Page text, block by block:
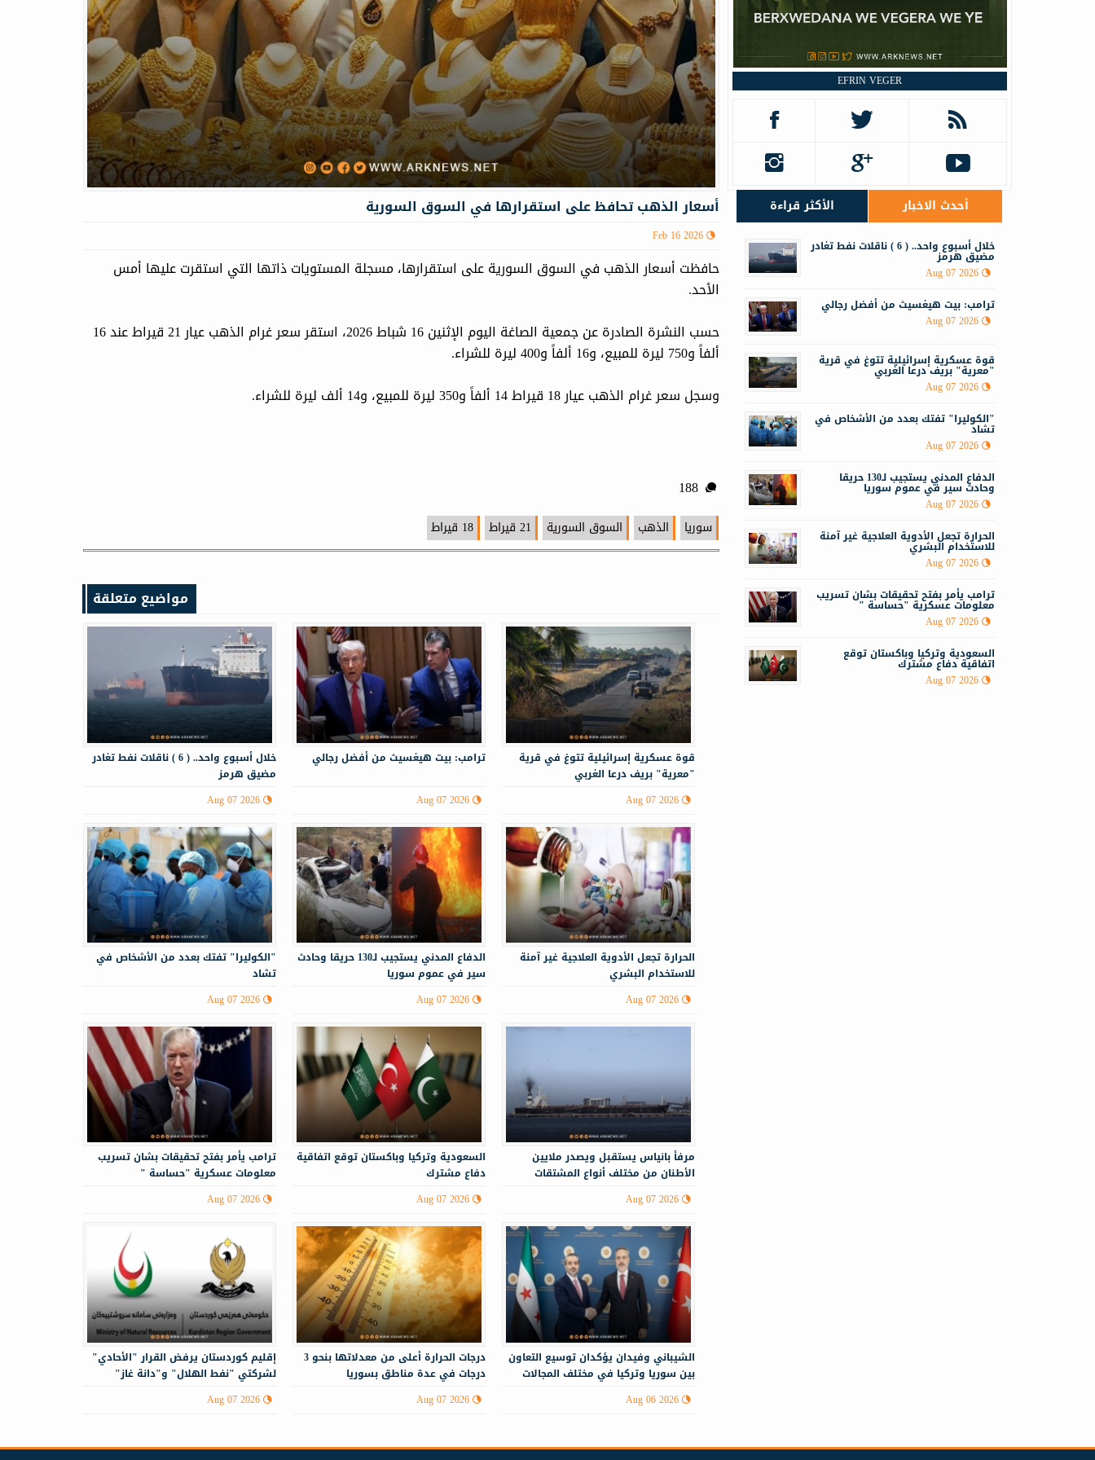
أسعار الذهب تحافظ على استقرارها في السوق السورية
Feb 16 2026
حافظت أسعار الذهب في السوق السورية على استقرارها، مسجلة المستويات ذاتها التي استقرت عليها أمس
الأحد.
حسب النشرة الصادرة عن جمعية الصاغة اليوم الإثنين 16 شباط 2026، استقر سعر غرام الذهب عيار 21 قيراط عند 16
ألفاً و750 ليرة للمبيع، و16 ألفاً و400 ليرة للشراء.
وسجل سعر غرام الذهب عيار 18 قيراط 14 ألفاً و350 ليرة للمبيع، و14 ألف ليرة للشراء.
188
سوريا الذهب السوق السورية 21 قيراط 18 قيراط
مواضيع متعلقة
خلال أسبوع واحد.. ( 6 ) ناقلات نفط تغادر
مضيق هرمز
Aug 07 2026
ترامب: بيت هيغسيث من أفضل رجالي
Aug 07 2026
قوة عسكرية إسرائيلية تتوغ في قرية
"معرية" بريف درعا الغربي
Aug 07 2026
"الكوليرا" تفتك بعدد من الأشخاص في
تشاد
Aug 07 2026
الدفاع المدني يستجيب لـ130 حريقا وحادث
سير في عموم سوريا
Aug 07 2026
الحرارة تجعل الأدوية العلاجية غير آمنة
للاستخدام البشري
Aug 07 2026
ترامب يأمر بفتح تحقيقات بشان تسريب
معلومات عسكرية "حساسة "
Aug 07 2026
السعودية وتركيا وباكستان توقع اتفاقية
دفاع مشترك
Aug 07 2026
مرفأ بانياس يستقبل ويصدر ملايين
الأطنان من مختلف أنواع المشتقات
Aug 07 2026
إقليم كوردستان يرفض القرار "الأحادي"
لشركتي "نفط الهلال" و"دانة غاز"
Aug 07 2026
درجات الحرارة أعلى من معدلاتها بنحو 3
درجات في عدة مناطق بسوريا
Aug 07 2026
الشيباني وفيدان يؤكدان توسيع التعاون
بين سوريا وتركيا في مختلف المجالات
Aug 06 2026
EFRIN VEGER
أحدث الاخبار الأكثر قراءة
خلال أسبوع واحد.. ( 6 ) ناقلات نفط تغادر
مضيق هرمز
Aug 07 2026
ترامب: بيت هيغسيث من أفضل رجالي
Aug 07 2026
قوة عسكرية إسرائيلية تتوغ في قرية
"معرية" بريف درعا الغربي
Aug 07 2026
"الكوليرا" تفتك بعدد من الأشخاص في
تشاد
Aug 07 2026
الدفاع المدني يستجيب لـ130 حريقا
وحادث سير في عموم سوريا
Aug 07 2026
الحرارة تجعل الأدوية العلاجية غير آمنة
للاستخدام البشري
Aug 07 2026
ترامب يأمر بفتح تحقيقات بشان تسريب
معلومات عسكرية "حساسة "
Aug 07 2026
السعودية وتركيا وباكستان توقع
اتفاقية دفاع مشترك
Aug 07 2026